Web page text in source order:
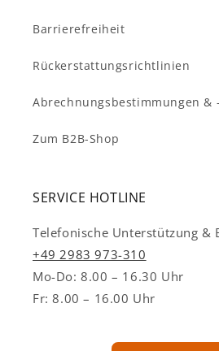
Barrierefreiheit
Rückerstattungsrichtlinien
Abrechnungsbestimmungen &
Zum B2B-Shop
SERVICE HOTLINE
Telefonische Unterstützung &
+49 2983 973-310
Mo-Do: 8.00 – 16.30 Uhr
Fr: 8.00 – 16.00 Uhr